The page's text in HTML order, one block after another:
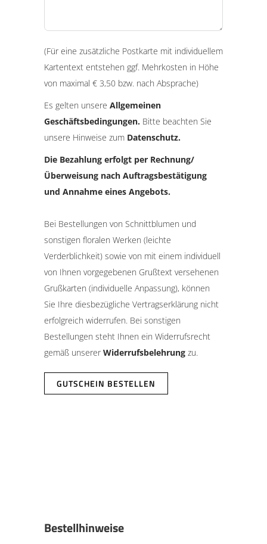
(Für eine zusätzliche Postkarte mit individuellem
Kartentext entstehen ggf. Mehrkosten in Höhe
von maximal € 3,50 bzw. nach Absprache)
Es gelten unsere Allgemeinen
Geschäftsbedingungen. Bitte beachten Sie
unsere Hinweise zum Datenschutz.
Die Bezahlung erfolgt per Rechnung/
Überweisung nach Auftragsbestätigung
und Annahme eines Angebots.
Bei Bestellungen von Schnittblumen und
sonstigen floralen Werken (leichte
Verderblichkeit) sowie von mit einem individuell
von Ihnen vorgegebenen Grußtext versehenen
Grußkarten (individuelle Anpassung), können
Sie Ihre diesbezügliche Vertragserklärung nicht
erfolgreich widerrufen. Bei sonstigen
Bestellungen steht Ihnen ein Widerrufsrecht
gemäß unsererWiderrufsbelehrung zu.
GUTSCHEIN BESTELLEN
Bestellhinweise